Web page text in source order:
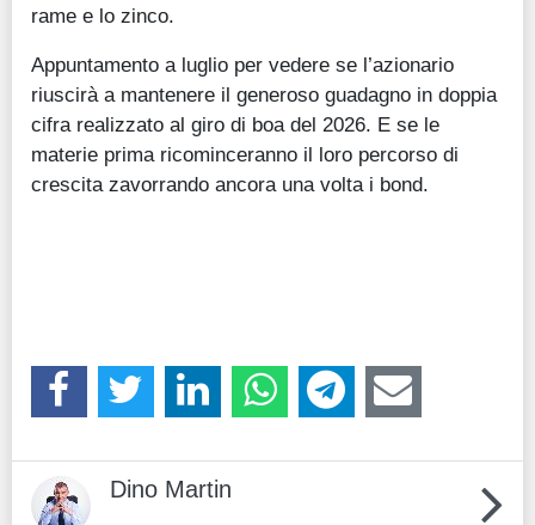
rame e lo zinco.
Appuntamento a luglio per vedere se l’azionario
riuscirà a mantenere il generoso guadagno in doppia
cifra realizzato al giro di boa del 2026. E se le
materie prima ricominceranno il loro percorso di
crescita zavorrando ancora una volta i bond.
Dino Martin